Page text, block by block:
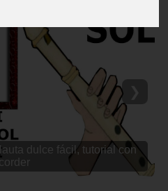
Los caminos de la vida
notas para flauta